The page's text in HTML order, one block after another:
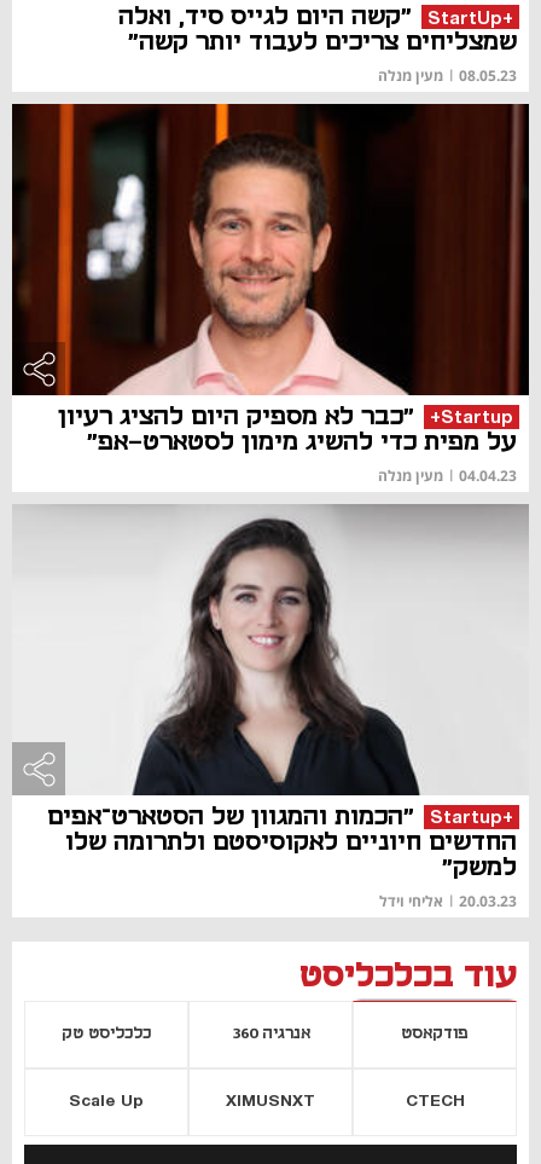
+StartUp
"קשה היום לגייס סיד, ואלה
שמצליחים צריכים לעבוד יותר קשה"
08.05.23
| מעין מנלה
Startup+
"כבר לא מספיק היום להציג רעיון
על מפית כדי להשיג מימון לסטארט-אפ"
04.04.23
| מעין מנלה
+Startup
"הכמות והמגוון של הסטארט־אפים
החדשים חיוניים לאקוסיסטם ולתרומה שלו
למשק"
20.03.23
| אליחי וידל
עוד בכלכליסט
פודקאסט אנרגיה 360 כלכליסט טק
CTECH
XIMUSNXT
Scale Up
נפתח בכרטיסייה חדשה חדשה